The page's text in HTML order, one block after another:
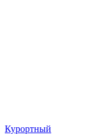
Курортный